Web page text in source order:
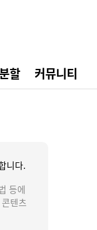
할 커뮤니티
니다.
등에
텐츠